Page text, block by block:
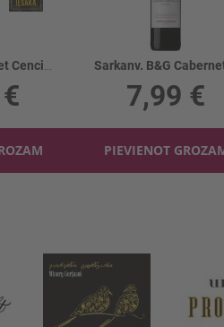
Sarkanv. Alcardet Cencibel 12 Meses 13.5%
7,99 €
PIEVIENOT